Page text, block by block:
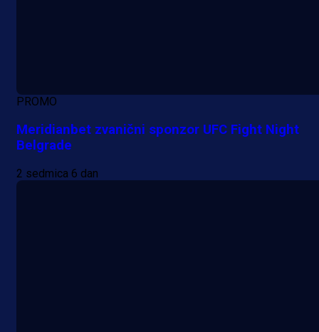
PROMO
Meridianbet zvanični sponzor UFC Fight Night
Belgrade
2 sedmica 6 dan